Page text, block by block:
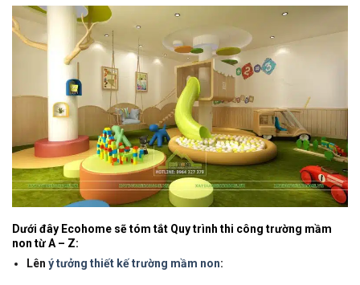
Dưới đây Ecohome sẽ tóm tắt Quy trình thi công trường mầm
non từ A – Z:
Lêný tưởng thiết kế trường mầm non: